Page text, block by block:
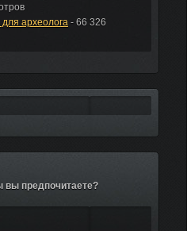
археолога- 66 326
вы предпочитаете?